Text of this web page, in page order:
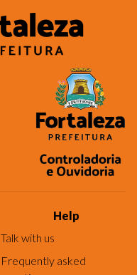
Help
Talk with us
Frequently asked